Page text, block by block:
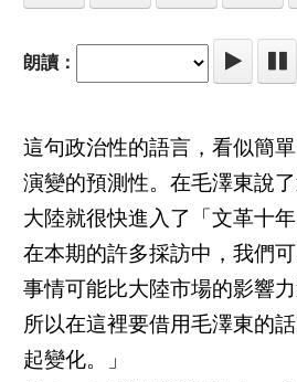
朗讀：
這句政治性的語言，看似簡
演變的預測性。在毛澤東說
大陸就很快進入了「文革十年
在本期的許多採訪中，我們
事情可能比大陸市場的影響力
所以在這裡要借用毛澤東的
起變化。」